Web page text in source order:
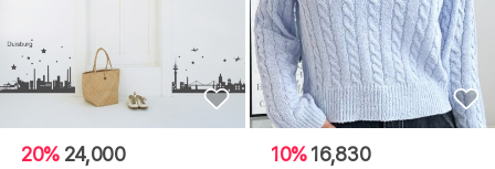
20% 24,000 10%16,830